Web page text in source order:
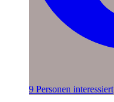
9 Personen interessiert